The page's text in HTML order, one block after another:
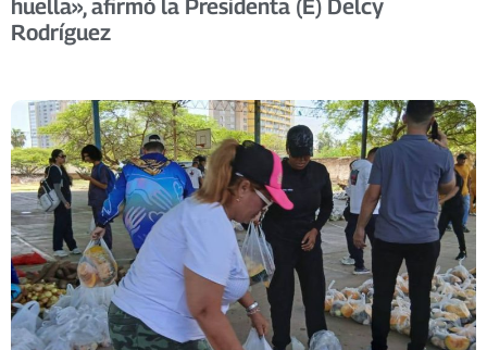
huella», afirmó la Presidenta (E) Delcy
Rodríguez